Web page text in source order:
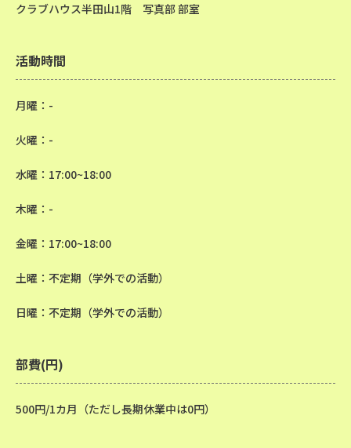
クラブハウス半田山1階 写真部 部室
活動時間
月曜：-
火曜：-
水曜：17:00~18:00
木曜：-
金曜：17:00~18:00
土曜：不定期（学外での活動）
日曜：不定期（学外での活動）
部費(円)
500円/1カ月（ただし長期休業中は0円）